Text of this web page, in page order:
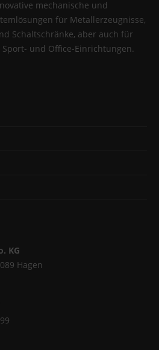
mechanische und
für Metallerzeugnisse,
Schaltschränke, aber auch für
und Office-Einrichtungen.
KG
Hagen